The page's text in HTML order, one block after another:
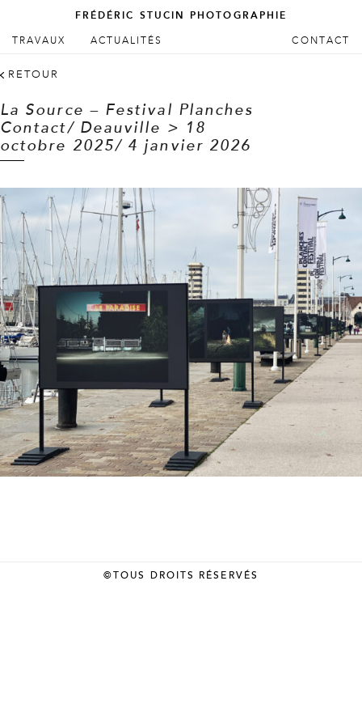
FRÉDÉRIC STUCIN PHOTOGRAPHIE
Menu principal
ALLER AU CONTENU PRINCIPAL
ALLER AU CONTENU SECONDAIRE
TRAVAUX ACTUALITÉS CONTACT
RETOUR
La Source – Festival Planches
Contact/ Deauville > 18
octobre 2025/ 4 janvier 2026
©TOUS DROITS RÉSERVÉS